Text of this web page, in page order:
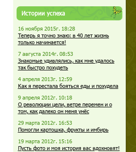
Истории успеха
16 ноября 2015г. 18:28
Теперь я точно знаю: в 40 лет жизнь
только начинается!
7 августа 2014г. 08:53
Знакомые удивлялись, как мне удалось
так быстро похудеть
4 апреля 2013г. 12:59
Как я перестала бояться еды и похудела
9 апреля 2012г. 10:18
О революции цели, ветре перемен и о
том, как далеко он меня унёс
29 марта 2012г. 16:53
Помогли картошка, фрукты и имбирь
19 марта 2012г. 15:16
Пусть фото и моя история вас вдохновят!